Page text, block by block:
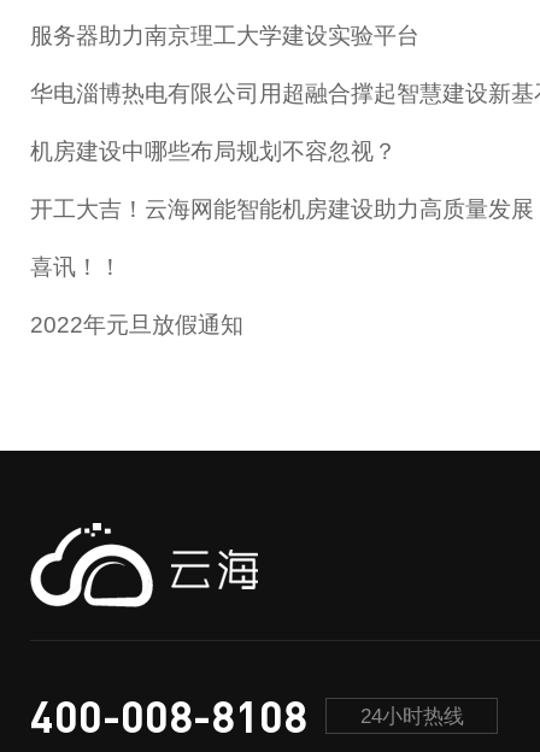
服务器助力南京理工大学建设实验平台
华电淄博热电有限公司用超融合撑起智慧建设新基
机房建设中哪些布局规划不容忽视？
开工大吉！云海网能智能机房建设助力高质量发展
喜讯！！
2022年元旦放假通知
400-008-8108 24小时热线